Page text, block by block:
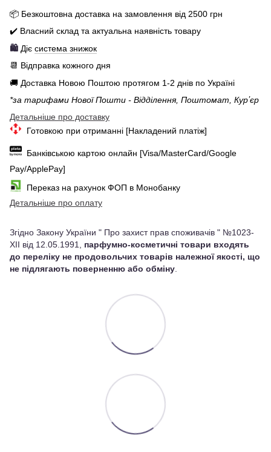
📦 Безкоштовна доставка на замовлення від 2500 грн
✔️ Власний склад та актуальна наявність товару
🛍️ Діє система знижок
📆 Відправка кожного дня
🚚 Доставка Новою Поштою протягом 1-2 днів по Україні
*за тарифами Нової Пошти - Відділення, Поштомат, Курʼєр
Детальніше про доставку
Готовкою при отриманні [Накладений платіж]
Банківською картою онлайн [Visa/MasterCard/Google
Pay/ApplePay]
Переказ на рахунок ФОП в Монобанку
Детальніше про оплату
Згідно Закону України " Про захист прав споживачів " №1023-
XII від 12.05.1991, парфумно-косметичні товари входять
до переліку не продовольчих товарів належної якості, що
не підлягають поверненню або обміну